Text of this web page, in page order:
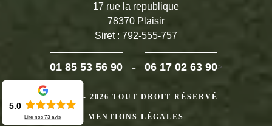
17 rue la republique
78370 Plaisir
Siret : 792-555-757
01 85 53 56 90 - 06 17 02 63 90>
©2024 - 2026 TOUT DROIT RÉSERVÉ
MENTIONS LÉGALES
5.0
Lire nos73 avis